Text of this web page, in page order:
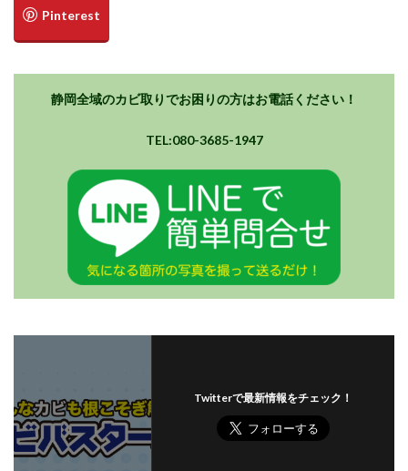
静岡全域のカビ取りでお困りの方はお電話ください！
TEL:080-3685-1947
Twitterで最新情報をチェック！